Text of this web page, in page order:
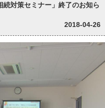
対策セミナー」終了のお知ら
2018-04-26